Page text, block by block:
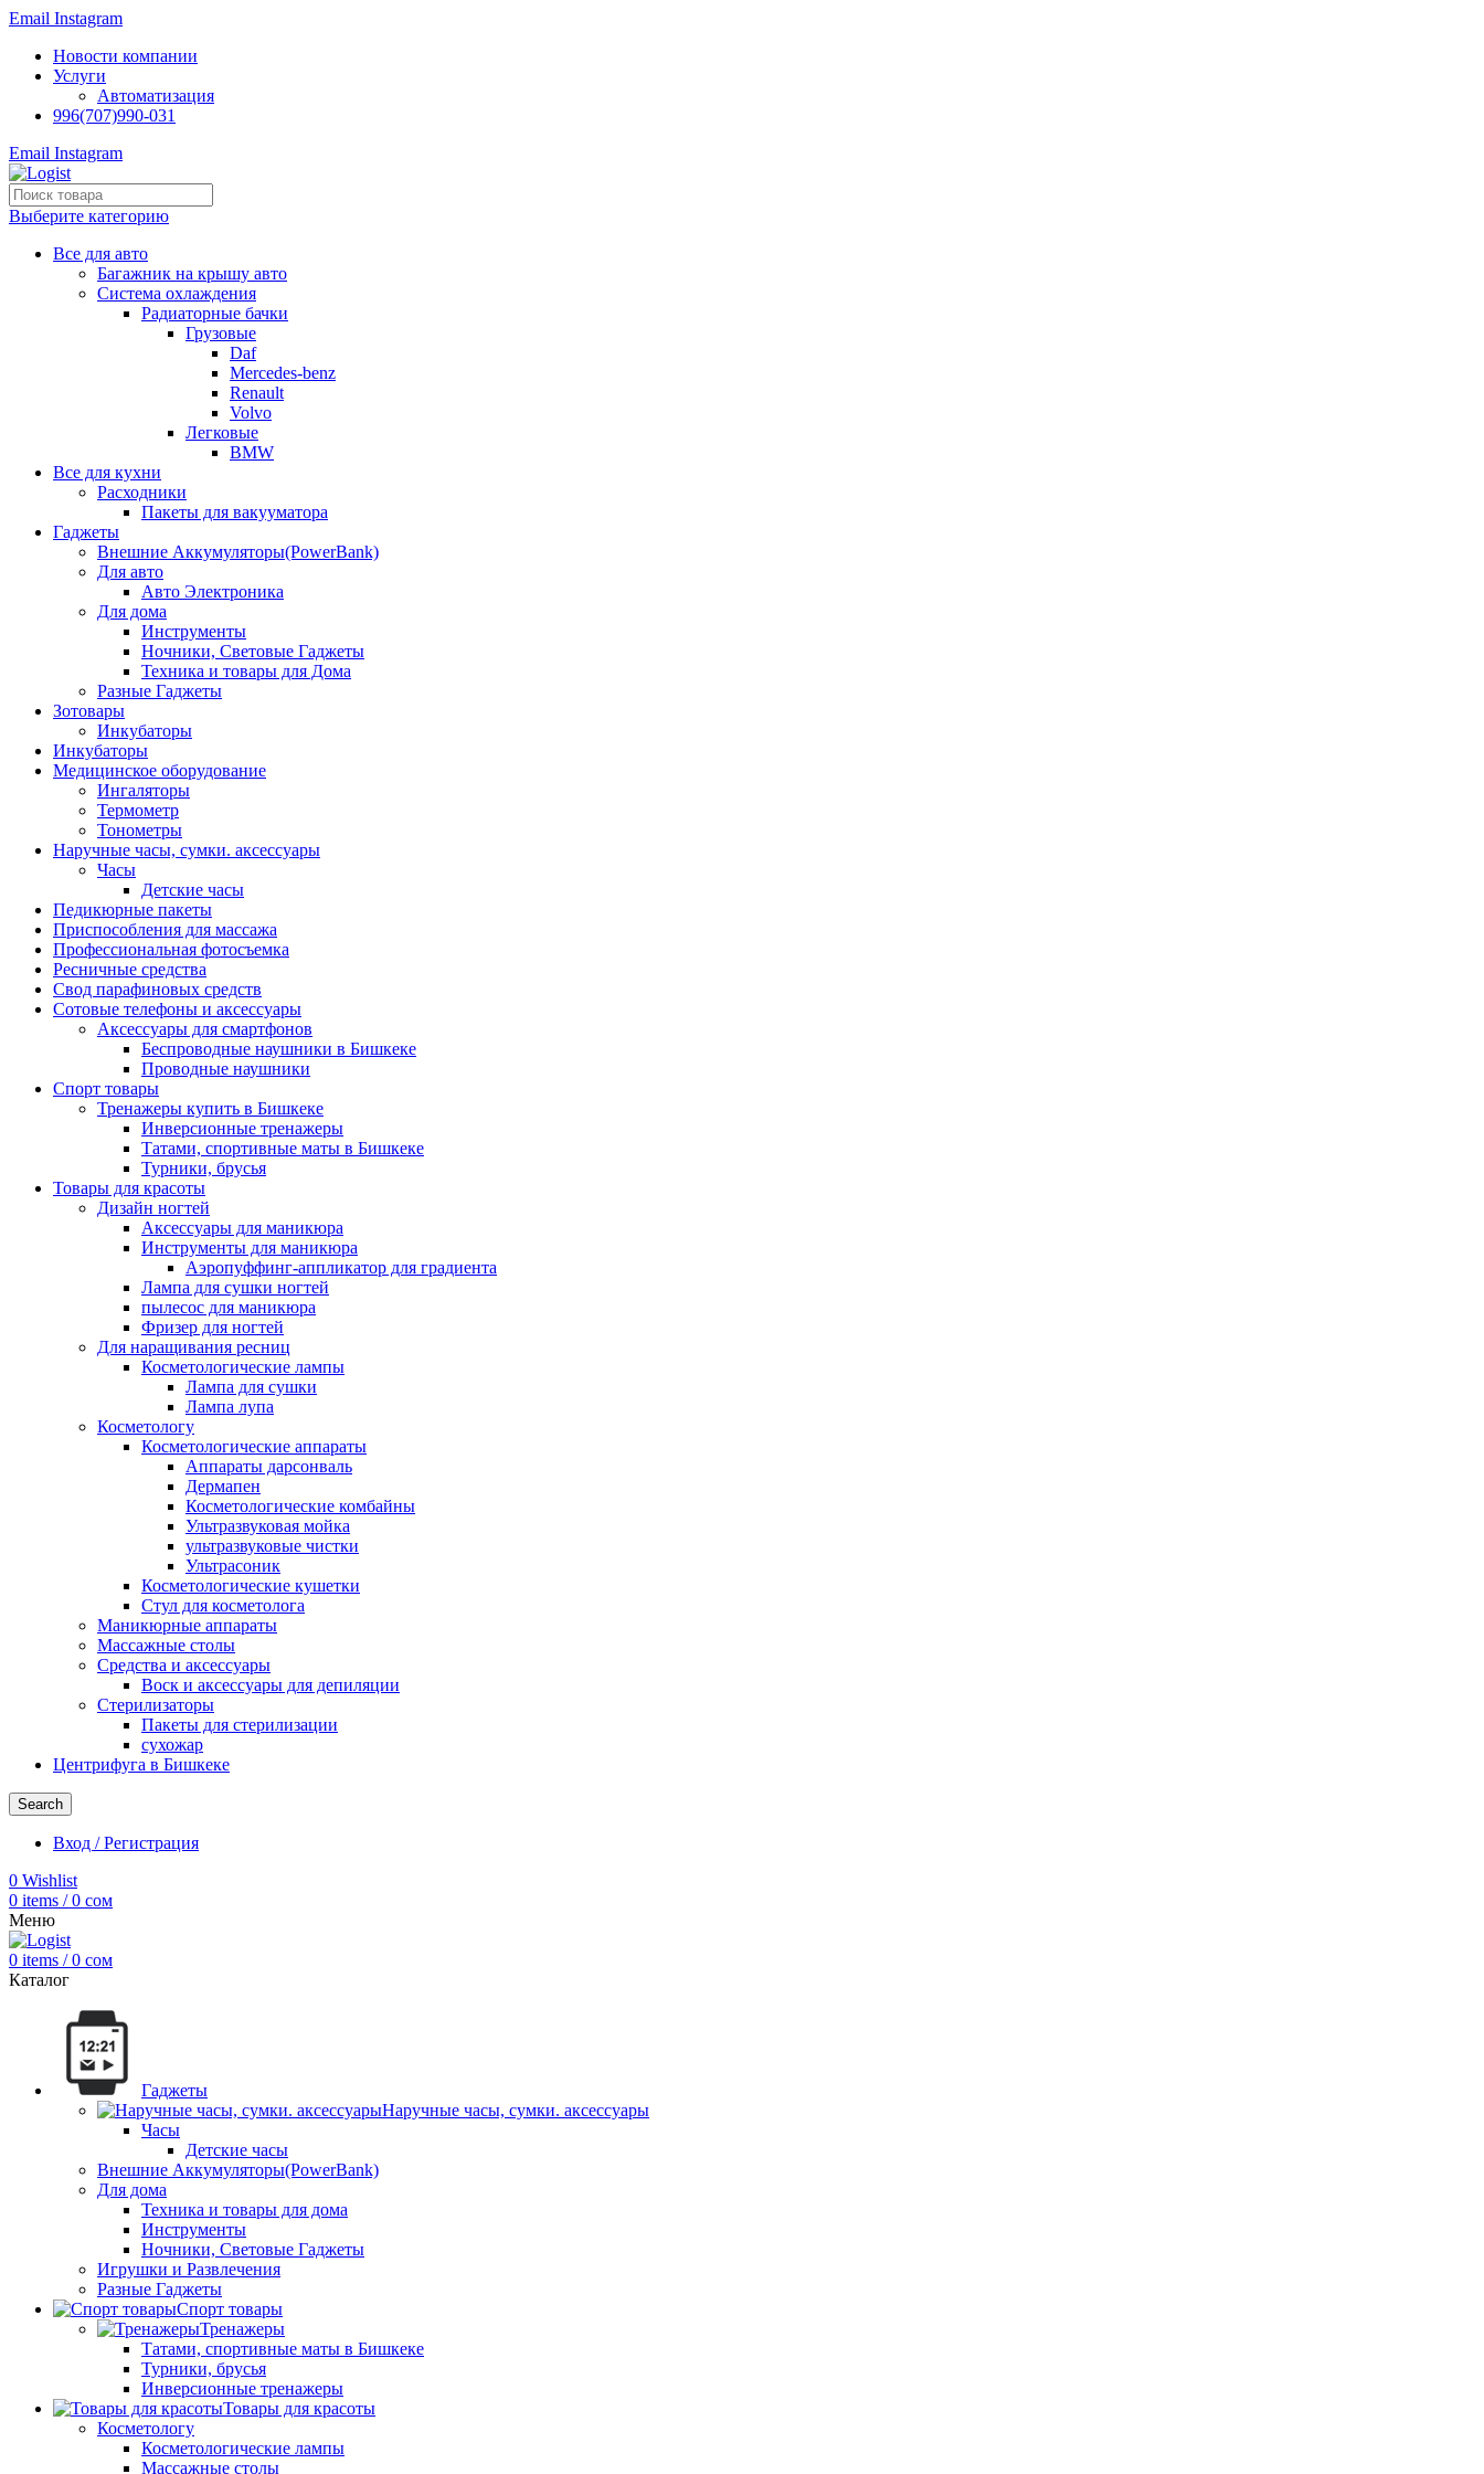
Email Instagram
Новости компании
Услуги
Автоматизация
996(707)990-031
Email Instagram
Выберите категорию
Все для авто
Багажник на крышу авто
Система охлаждения
Радиаторные бачки
Грузовые
Daf
Mercedes-benz
Renault
Volvo
Легковые
BMW
Все для кухни
Расходники
Пакеты для вакууматора
Гаджеты
Внешние Аккумуляторы(PowerBank)
Для авто
Авто Электроника
Для дома
Инструменты
Ночники, Световые Гаджеты
Техника и товары для Дома
Разные Гаджеты
Зотовары
Инкубаторы
Инкубаторы
Медицинское оборудование
Ингаляторы
Термометр
Тонометры
Наручные часы, сумки. аксессуары
Часы
Детские часы
Педикюрные пакеты
Приспособления для массажа
Профессиональная фотосъемка
Ресничные средства
Свод парафиновых средств
Сотовые телефоны и аксессуары
Аксессуары для смартфонов
Беспроводные наушники в Бишкеке
Проводные наушники
Спорт товары
Тренажеры купить в Бишкеке
Инверсионные тренажеры
Татами, спортивные маты в Бишкеке
Турники, брусья
Товары для красоты
Дизайн ногтей
Аксессуары для маникюра
Инструменты для маникюра
Аэропуффинг-аппликатор для градиента
Лампа для сушки ногтей
пылесос для маникюра
Фризер для ногтей
Для наращивания ресниц
Косметологические лампы
Лампа для сушки
Лампа лупа
Косметологу
Косметологические аппараты
Аппараты дарсонваль
Дермапен
Косметологические комбайны
Ультразвуковая мойка
ультразвуковые чистки
Ультрасоник
Косметологические кушетки
Стул для косметолога
Маникюрные аппараты
Массажные столы
Средства и аксессуары
Воск и аксессуары для депиляции
Стерилизаторы
Пакеты для стерилизации
сухожар
Центрифуга в Бишкеке
Search
Вход / Регистрация
0 Wishlist
0 items / 0 сом
Меню
0 items / 0 сом
Каталог
Гаджеты
Наручные часы, сумки. аксессуары
Часы
Детские часы
Внешние Аккумуляторы(PowerBank)
Для дома
Техника и товары для дома
Инструменты
Ночники, Световые Гаджеты
Игрушки и Развлечения
Разные Гаджеты
Спорт товары
Тренажеры
Татами, спортивные маты в Бишкеке
Турники, брусья
Инверсионные тренажеры
Товары для красоты
Косметологу
Косметологические лампы
Массажные столы